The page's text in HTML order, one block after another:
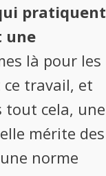
pratiquent
une
là pour les
ce travail, et
tout cela, une
mérite des
norme